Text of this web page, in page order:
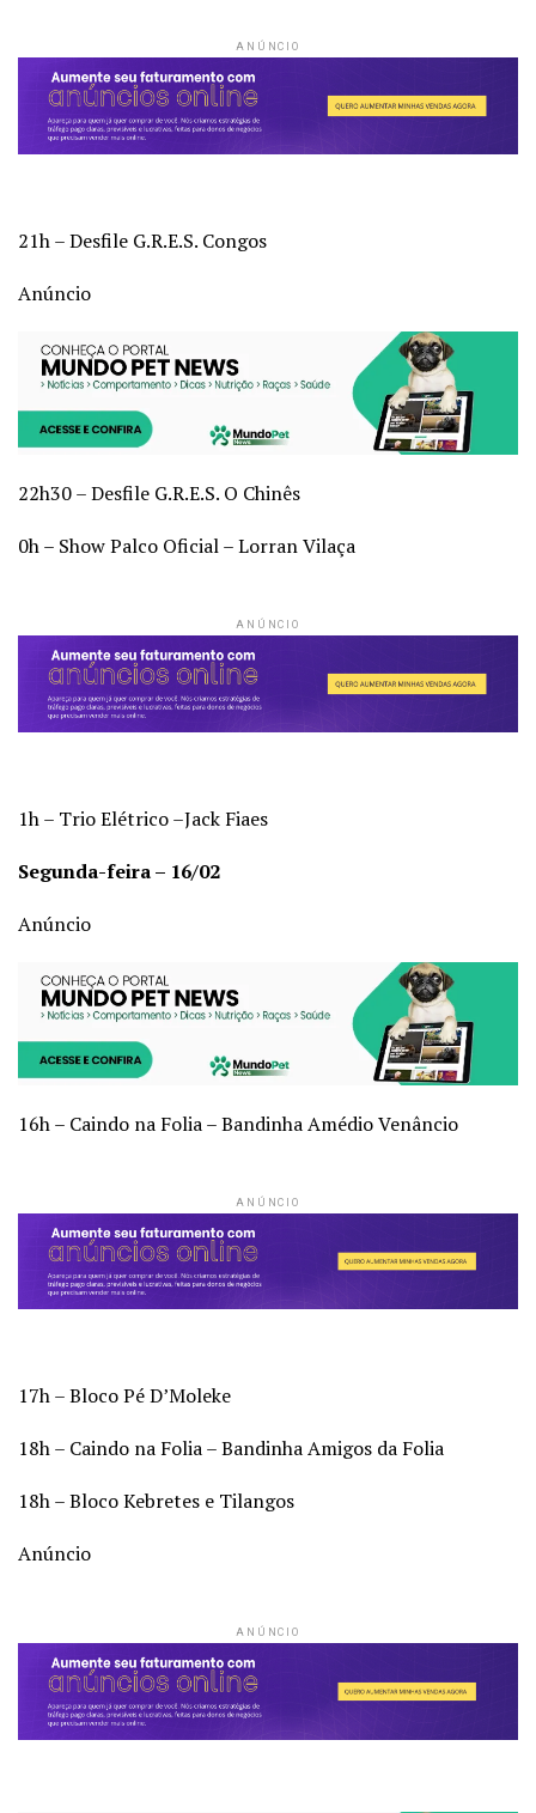
ANÚNCIO
21h – Desfile G.R.E.S. Congos
Anúncio
22h30 – Desfile G.R.E.S. O Chinês
0h – Show Palco Oficial – Lorran Vilaça
ANÚNCIO
1h – Trio Elétrico –Jack Fiaes
Segunda-feira – 16/02
Anúncio
16h – Caindo na Folia – Bandinha Amédio Venâncio
ANÚNCIO
17h – Bloco Pé D’Moleke
18h – Caindo na Folia – Bandinha Amigos da Folia
18h – Bloco Kebretes e Tilangos
Anúncio
ANÚNCIO